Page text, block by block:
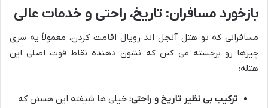
بازخورد مسافران: تاریخ، راحتی و خدمات عالی
مسافرانی که تو هتل آنجل اند رویال اقامت کردن، معمولاً یه سری
چیزها رو برجسته می کنن که نشون دهنده نقاط قوت اصلی این
هتله:
ترکیب بی نظیر تاریخ و راحتی: خیلی ها شیفته این هستن که